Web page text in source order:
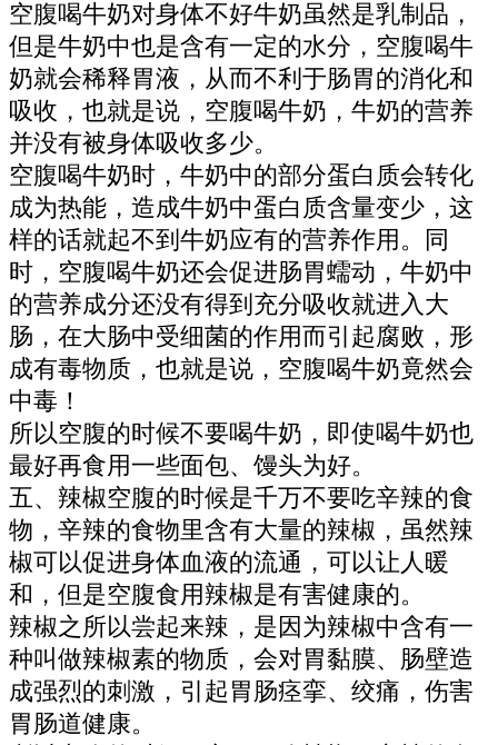
空腹喝牛奶对身体不好牛奶虽然是乳制品，
但是牛奶中也是含有一定的水分，空腹喝牛
奶就会稀释胃液，从而不利于肠胃的消化和
吸收，也就是说，空腹喝牛奶，牛奶的营养
并没有被身体吸收多少。
空腹喝牛奶时，牛奶中的部分蛋白质会转化
成为热能，造成牛奶中蛋白质含量变少，这
样的话就起不到牛奶应有的营养作用。同
时，空腹喝牛奶还会促进肠胃蠕动，牛奶中
的营养成分还没有得到充分吸收就进入大
肠，在大肠中受细菌的作用而引起腐败，形
成有毒物质，也就是说，空腹喝牛奶竟然会
中毒！
所以空腹的时候不要喝牛奶，即使喝牛奶也
最好再食用一些面包、馒头为好。
五、辣椒空腹的时候是千万不要吃辛辣的食
物，辛辣的食物里含有大量的辣椒，虽然辣
椒可以促进身体血液的流通，可以让人暖
和，但是空腹食用辣椒是有害健康的。
辣椒之所以尝起来辣，是因为辣椒中含有一
种叫做辣椒素的物质，会对胃黏膜、肠壁造
成强烈的刺激，引起胃肠痉挛、绞痛，伤害
胃肠道健康。